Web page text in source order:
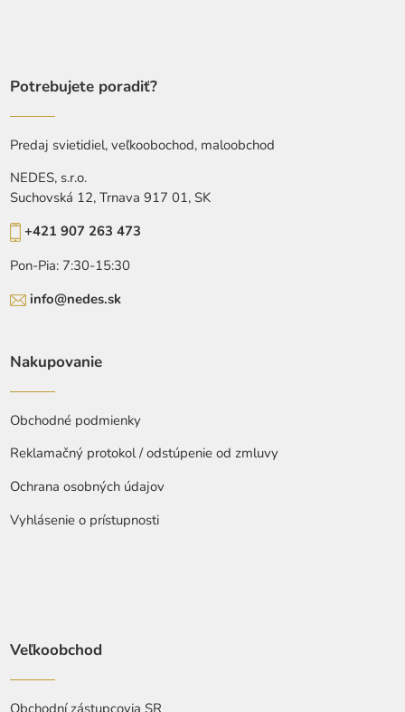
Potrebujete poradiť?
Predaj svietidiel, veľkoobochod, maloobchod
NEDES, s.r.o.
Suchovská 12, Trnava 917 01, SK
+421 907 263 473
Pon-Pia: 7:30-15:30
info@nedes.sk
Nakupovanie
Obchodné podmienky
Reklamačný protokol / odstúpenie od zmluvy
Ochrana osobných údajov
Vyhlásenie o prístupnosti
Veľkoobchod
Obchodní zástupcovia SR